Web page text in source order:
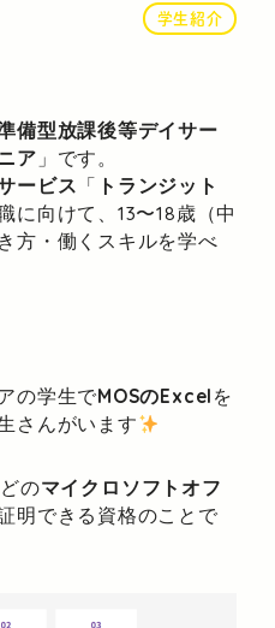
学生紹介
備型放課後等デイサー
ア 」です。
ービス 「 トランジット
に向けて、13〜18歳（中
方・働くスキルを学べ
の学生でMOSのExcel を
さんがいます
のマイクロソフトオフ
明できる資格のことで